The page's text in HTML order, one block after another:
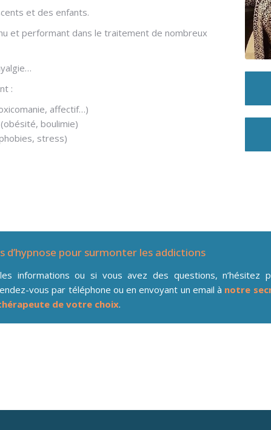
et des enfants.
et performant dans le traitement de nombreux
:
affectif…)
boulimie)
stress)
d’hypnose pour surmonter les addictions
informations ou si vous avez des questions, n’hésitez
vous par téléphone ou en envoyant un email à notre
de votre choix.